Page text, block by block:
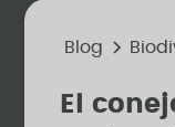
Blog
El